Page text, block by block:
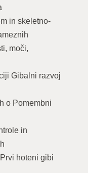
in skeletno-
moči,
Gibalni razvoj
o Pomembni
in
hoteni gibi